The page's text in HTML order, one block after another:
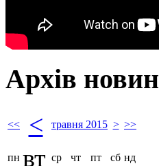
Архів новин
<< < травня 2015 > >>
пн вт ср чт пт сб нд